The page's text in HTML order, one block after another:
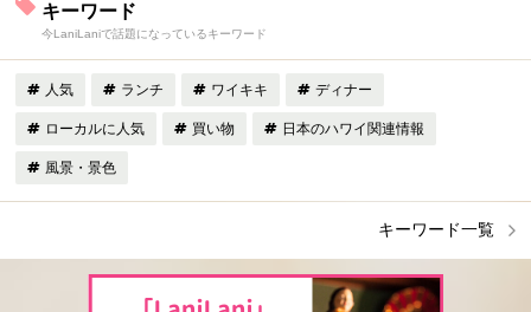
キーワード
今LaniLaniで話題になっているキーワード
人気 ランチ ワイキキ ディナー
ローカルに人気 買い物 日本のハワイ関連情報
風景・景色
キーワード一覧